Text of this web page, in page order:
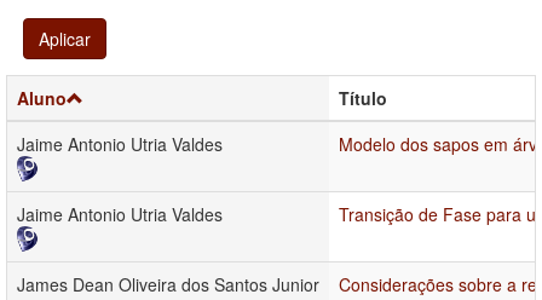
Aplicar
Aluno
Título
Jaime Antonio Utria Valdes
Modelo dos sapos em
Jaime Antonio Utria Valdes Transição de Fase para
James Dean Oliveira dos Santos Junior Considerações sobre a